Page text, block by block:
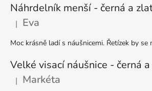
Náhrdelník menší - černá a
Hodnocení produktu je 5 z 5 hvězdiček.
| Eva
Moc krásně ladí s náušnicemi. Řetízek by se
Velké visací náušnice - černá
Hodnocení produktu je 5 z 5 hvězdiček.
| Markéta